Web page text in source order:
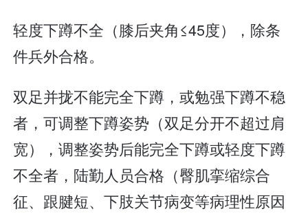
轻度下蹲不全（膝后夹角≤45度），除条
件兵外合格。
双足并拢不能完全下蹲，或勉强下蹲不稳
者，可调整下蹲姿势（双足分开不超过肩
宽），调整姿势后能完全下蹲或轻度下蹲
不全者，陆勤人员合格（臀肌挛缩综合
征、跟腱短、下肢关节病变等病理性原因